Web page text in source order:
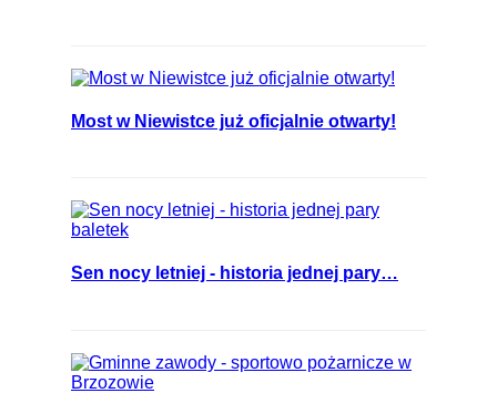
Most w Niewistce już oficjalnie otwarty!
Sen nocy letniej - historia jednej pary…